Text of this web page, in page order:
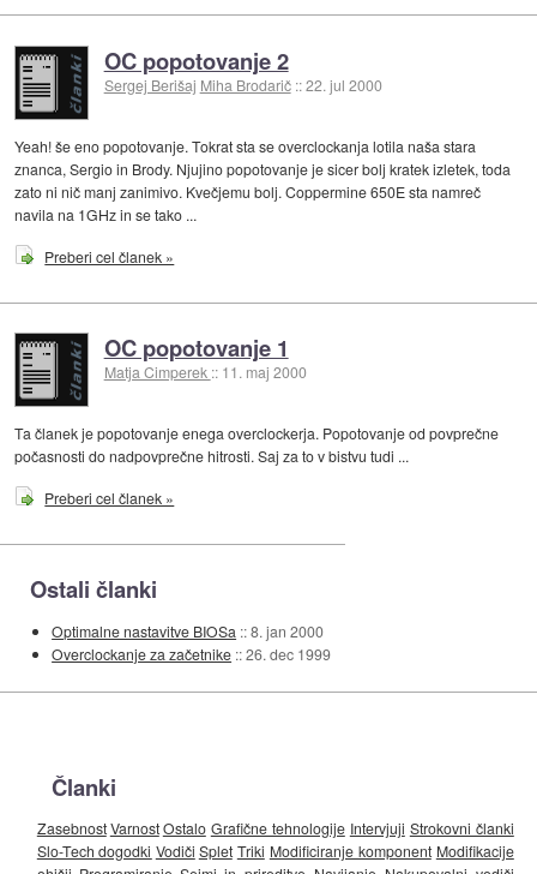
OC popotovanje 2
Sergej Berišaj Miha Brodarič ::22. jul 2000
Yeah! še eno popotovanje. Tokrat sta se overclockanja lotila naša stara
znanca, Sergio in Brody. Njujino popotovanje je sicer bolj kratek izletek, toda
zato ni nič manj zanimivo. Kvečjemu bolj. Coppermine 650E sta namreč
navila na 1GHz in se tako ...
Preberi cel članek »
OC popotovanje 1
Matja Cimperek :: 11. maj 2000
Ta članek je popotovanje enega overclockerja. Popotovanje od povprečne
počasnosti do nadpovprečne hitrosti. Saj za to v bistvu tudi ...
Preberi cel članek »
Ostali članki
Optimalne nastavitve BIOSa ::8. jan 2000
Overclockanje za začetnike ::26. dec 1999
Članki
ZasebnostVarnostOstalo Grafične tehnologije Intervjuji Strokovni članki
Slo-Tech dogodki Vodiči Splet Triki Modificiranje komponent Modifikacije